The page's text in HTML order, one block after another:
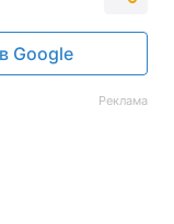
Google
Реклама